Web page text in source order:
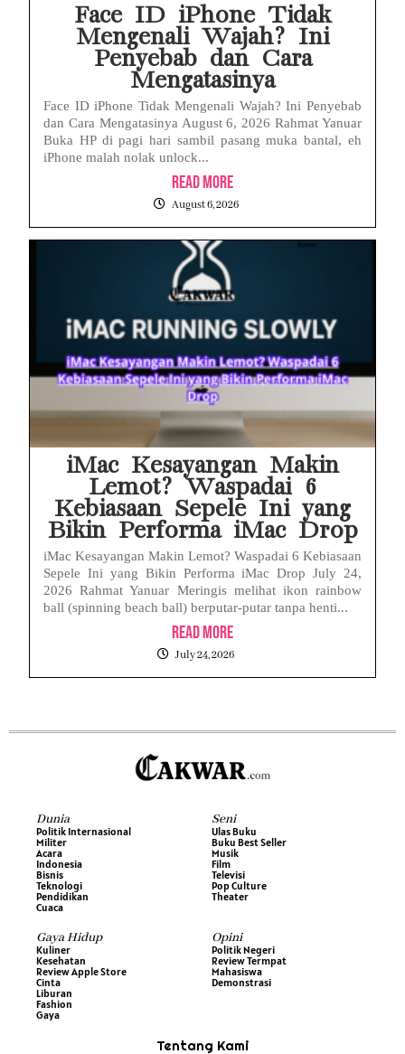
Face ID iPhone Tidak
Mengenali Wajah? Ini
Penyebab dan Cara
Mengatasinya
Face ID iPhone Tidak Mengenali Wajah? Ini Penyebab
dan Cara Mengatasinya August 6, 2026 Rahmat Yanuar
Buka HP di pagi hari sambil pasang muka bantal, eh
iPhone malah nolak unlock...
Read More
August 6, 2026
iMac Kesayangan Makin
Lemot? Waspadai 6
Kebiasaan Sepele Ini yang
Bikin Performa iMac Drop
iMac Kesayangan Makin Lemot? Waspadai 6 Kebiasaan
Sepele Ini yang Bikin Performa iMac Drop July 24,
2026 Rahmat Yanuar Meringis melihat ikon rainbow
ball (spinning beach ball) berputar-putar tanpa henti...
Read More
July 24, 2026
Dunia
Politik Internasional
Militer
Acara
Indonesia
Bisnis
Teknologi
Pendidikan
Cuaca
Seni
Ulas Buku
Buku Best Seller
Musik
Film
Televisi
Pop Culture
Theater
Gaya Hidup
Kuliner
Kesehatan
Review Apple Store
Cinta
Liburan
Fashion
Gaya
Opini
Politik Negeri
Review Termpat
Mahasiswa
Demonstrasi
Tentang Kami